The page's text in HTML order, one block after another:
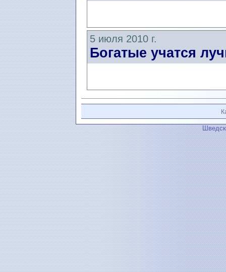
5 июля 2010 г.
Богатые учатся